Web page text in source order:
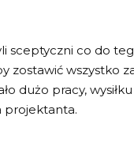
sceptyczni co do
zostawić wszystko
dużo pracy,
projektanta.